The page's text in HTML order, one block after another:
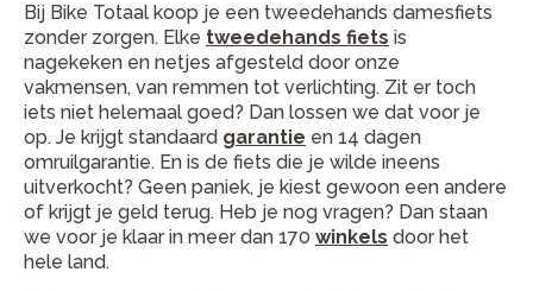
Bij Bike Totaal koop je een tweedehands damesfiets
zonder zorgen. Elke tweedehands fiets is
nagekeken en netjes afgesteld door onze
vakmensen, van remmen tot verlichting. Zit er toch
iets niet helemaal goed? Dan lossen we dat voor je
op. Je krijgt standaard garantie en 14 dagen
omruilgarantie. En is de fiets die je wilde ineens
uitverkocht? Geen paniek, je kiest gewoon een andere
of krijgt je geld terug. Heb je nog vragen? Dan staan
we voor je klaar in meer dan 170 winkels door het
hele land.